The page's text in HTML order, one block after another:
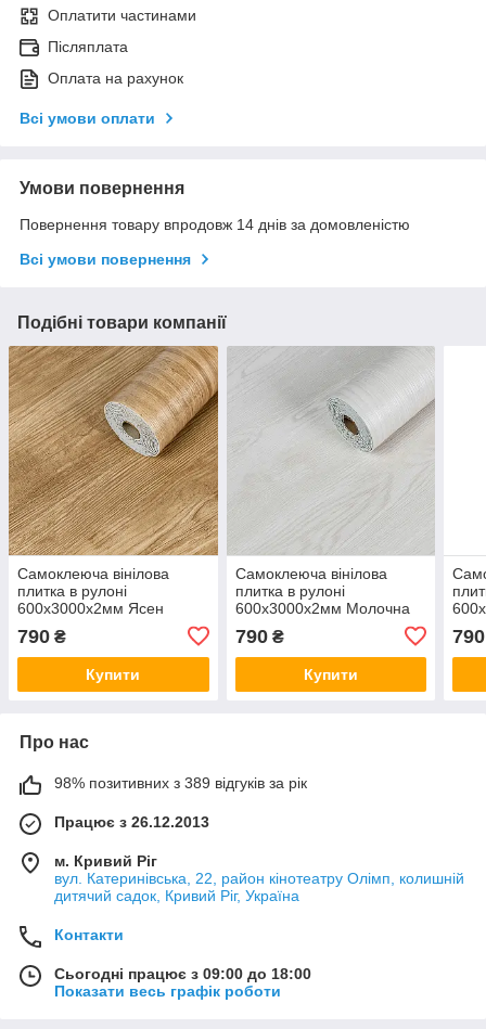
Оплатити частинами
Післяплата
Оплата на рахунок
Всі умови оплати
Умови повернення
Повернення товару впродовж 14 днів за домовленістю
Всі умови повернення
Подібні товари компанії
Самоклеюча вінілова
плитка в рулоні
600х3000х2мм Ясен
00001177
790 ₴
Купити
Самоклеюча вінілова
плитка в рулоні
600х3000х2мм Молочна
790₴
Купити
790
Про нас
98% позитивних з 389 відгуків за рік
Працює з 26.12.2013
м. Кривий Ріг
вул. Катеринівська, 22, район кінотеатру Олімп, колишній
дитячий садок, Кривий Ріг, Україна
Контакти
Сьогодні працює з 09:00 до 18:00
Показати весь графік роботи